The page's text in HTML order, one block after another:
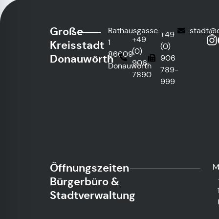
Große
Kreisstadt
Donauwörth
Rathausgasse
1
86609
Donauwörth
+49
(0)
906
7890
+49
(0)
906
789-
999
Öffnungszeiten
Bürgerbüro &
Stadtverwaltung